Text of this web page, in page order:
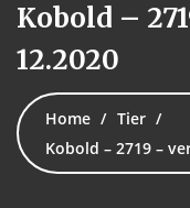
Kobold –
12.2020
Home
Tier
Kobold – 2719 –